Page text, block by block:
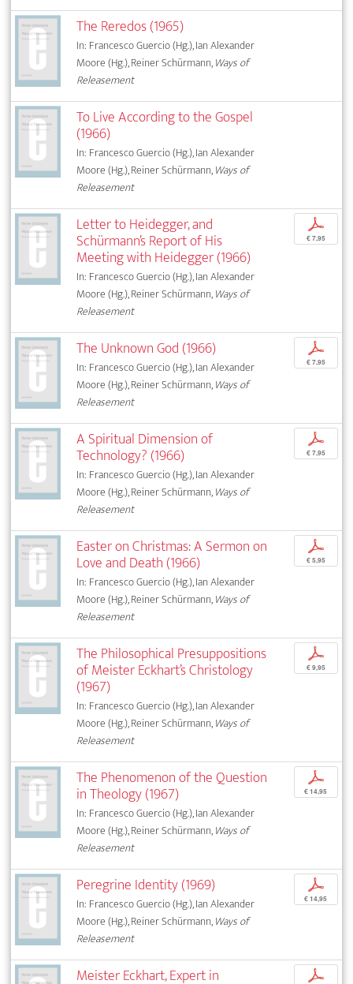
The Reredos (1965)
In: Francesco Guercio (Hg.), Ian Alexander
Moore (Hg.), Reiner Schürmann,Ways of
Releasement
To Live According to the Gospel
(1966)
In: Francesco Guercio (Hg.), Ian Alexander
Moore (Hg.), Reiner Schürmann,Ways of
Releasement
Letter to Heidegger, and
Schürmann’s Report of His
Meeting with Heidegger (1966)
In: Francesco Guercio (Hg.), Ian Alexander
Moore (Hg.), Reiner Schürmann,Ways of
Releasement
p
€ 7,95
The Unknown God (1966)
In: Francesco Guercio (Hg.), Ian Alexander
Moore (Hg.), Reiner Schürmann,Ways of
Releasement
p
€ 7,95
A Spiritual Dimension of
Technology? (1966)
In: Francesco Guercio (Hg.), Ian Alexander
Moore (Hg.), Reiner Schürmann,Ways of
Releasement
p
€ 7,95
Easter on Christmas: A Sermon on
Love and Death (1966)
In: Francesco Guercio (Hg.), Ian Alexander
Moore (Hg.), Reiner Schürmann,Ways of
Releasement
p
€ 5,95
The Philosophical Presuppositions
of Meister Eckhart’s Christology
(1967)
In: Francesco Guercio (Hg.), Ian Alexander
Moore (Hg.), Reiner Schürmann,Ways of
Releasement
p
€ 9,95
The Phenomenon of the Question
in Theology (1967)
In: Francesco Guercio (Hg.), Ian Alexander
Moore (Hg.), Reiner Schürmann,Ways of
Releasement
p
€ 14,95
Peregrine Identity (1969)
In: Francesco Guercio (Hg.), Ian Alexander
Moore (Hg.), Reiner Schürmann,Ways of
Releasement
p
€ 14,95
Meister Eckhart, Expert in p